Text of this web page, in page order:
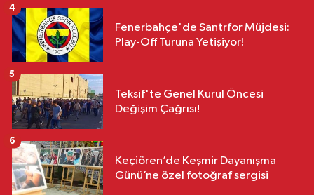
Fenerbahçe'de Santrfor Müjdesi:
Play-Off Turuna Yetişiyor!
4
Teksif'te Genel Kurul Öncesi
Değişim Çağrısı!
5
Keçiören’de Keşmir Dayanışma
Günü’ne özel fotoğraf sergisi
6